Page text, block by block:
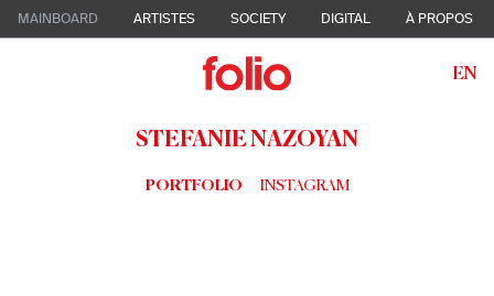
MAINBOARD ARTISTES SOCIETY DIGITAL À PROPOS
EN
STEFANIE NAZOYAN
PORTFOLIO INSTAGRAM